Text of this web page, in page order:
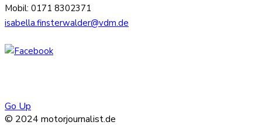
Mobil: 0171 8302371
isabella.finsterwalder@vdm.de
Go Up
© 2024 motorjournalist.de